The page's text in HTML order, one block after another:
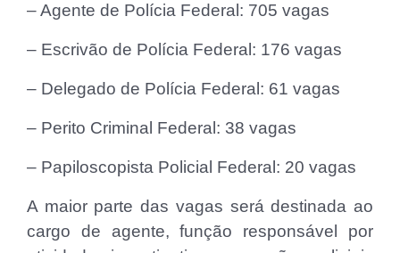
– Agente de Polícia Federal: 705 vagas
– Escrivão de Polícia Federal: 176 vagas
– Delegado de Polícia Federal: 61 vagas
– Perito Criminal Federal: 38 vagas
– Papiloscopista Policial Federal: 20 vagas
A maior parte das vagas será destinada ao
cargo de agente, função responsável por